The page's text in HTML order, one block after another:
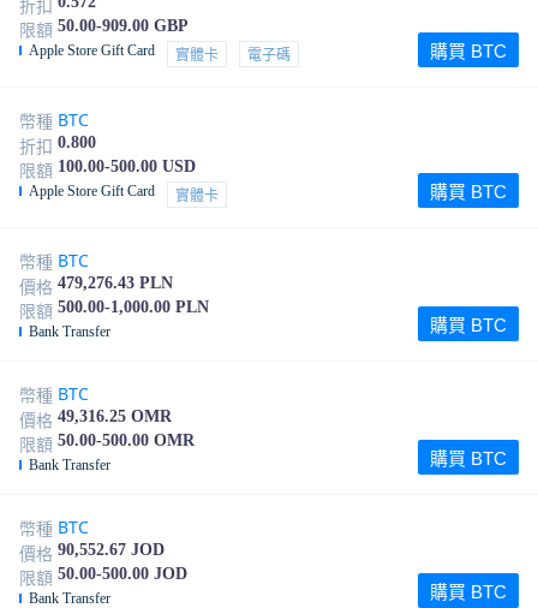
折扣
限額 50.00-909.00 GBP
Apple Store Gift Card 實體卡 電子碼 購買 BTC
幣種 BTC
折扣 0.800
限額 100.00-500.00 USD
Apple Store Gift Card 實體卡 購買 BTC
幣種 BTC
價格 479,276.43 PLN
限額 500.00-1,000.00 PLN
Bank Transfer 購買 BTC
幣種 BTC
價格 49,316.25 OMR
限額 50.00-500.00 OMR
Bank Transfer 購買 BTC
幣種 BTC
價格 90,552.67 JOD
限額 50.00-500.00 JOD
Bank Transfer 購買 BTC